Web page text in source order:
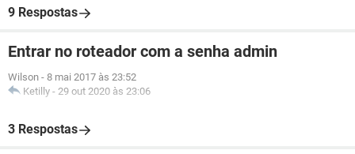
9 Respostas
Entrar no roteador com a senha admin
Wilson - 8 mai 2017 às 23:52
Ketilly - 29 out 2020 às 23:06
3 Respostas